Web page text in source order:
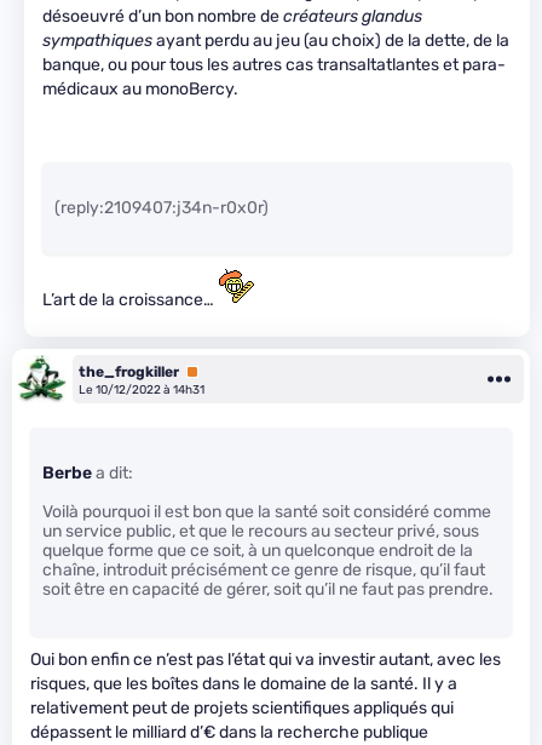
désoeuvré d’un bon nombre decréateursglandus
sympathiquesayant perdu au jeu (au choix) de la dette, de la
banque, ou pour tous les autres cas transaltatlantes et para-
médicaux au monoBercy.
(reply:2109407:j34n-r0x0r)
L’art de la croissance…
the_frogkiller Premium
Le 10/12/2022 à 14h31
Berbea dit:
Voilà pourquoi il est bon que la santé soit considéré comme
un service public, et que le recours au secteur privé, sous
quelque forme que ce soit, à un quelconque endroit de la
chaîne, introduit précisément ce genre de risque, qu’il faut
soit être en capacité de gérer, soit qu’il ne faut pas prendre.
Oui bon enfin ce n’est pas l’état qui va investir autant, avec les
risques, que les boîtes dans le domaine de la santé. Il y a
relativement peut de projets scientifiques appliqués qui
dépassent le milliard d’€ dans la recherche publique